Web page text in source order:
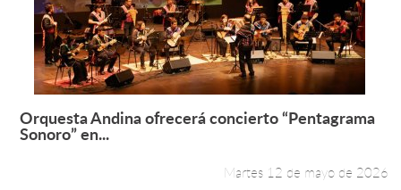
Leer más +
Orquesta Andina ofrecerá concierto “Pentagrama
Sonoro” en...
Martes 12 de mayo de 2026